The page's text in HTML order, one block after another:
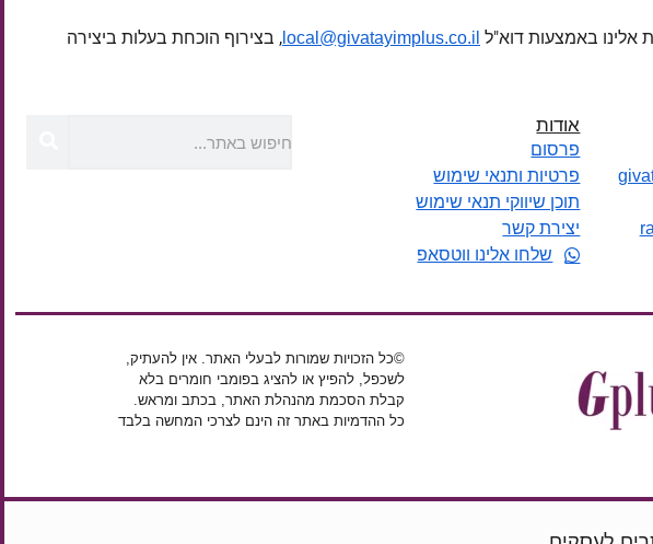
אלינו באמצעות דוא"ל local@givatayimplus.co.il , בצירוף הוכחת בעלות ביצירה
אודות
פרסום
פרטיות ותנאי שימוש
תוכן שיווקי תנאי שימוש
יצירת קשר
שלחו אלינו ווטסאפ
©כל הזכויות שמורות לבעלי האתר. אין להעתיק,
לשכפל, להפיץ או להציג בפומבי חומרים בלא
קבלת הסכמת מהנהלת האתר, בכתב ומראש.
כל ההדמיות באתר זה הינם לצרכי המחשה בלבד